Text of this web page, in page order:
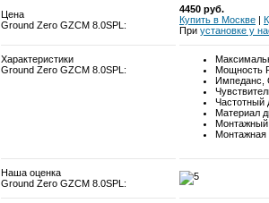
Цена
Ground Zero GZCM 8.0SPL:
4450 руб.
Купить в Москве
При установке у
Характеристики
Ground Zero GZCM 8.0SPL:
Мощность
Импеданс,
Частотный
Материал
Монтажная
Наша оценка
Ground Zero GZCM 8.0SPL: